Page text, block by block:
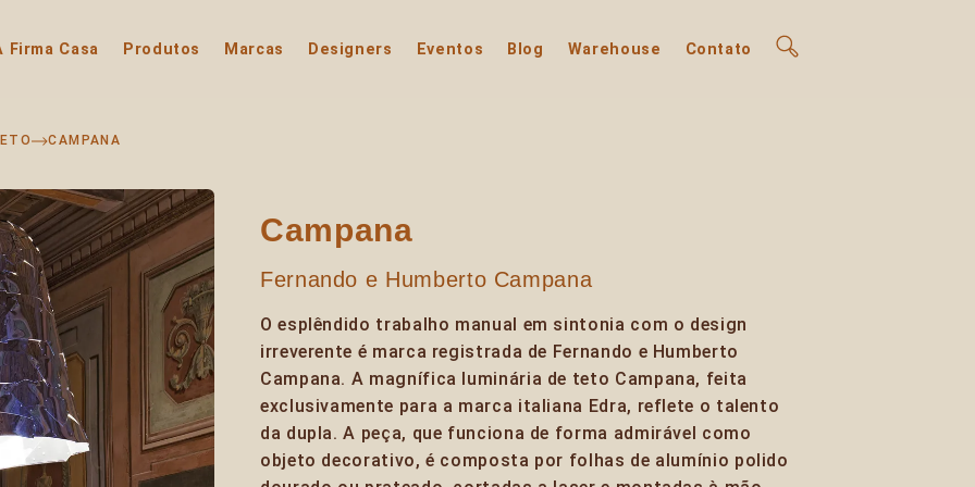
Firma Casa Produtos Marcas Designers Eventos Blog Warehouse Contato
CAMPANA
Campana
Fernando e Humberto Campana
O esplêndido trabalho manual em sintonia com o design
irreverente é marca registrada de Fernando e Humberto
Campana. A magnífica luminária de teto Campana, feita
exclusivamente para a marca italiana Edra, reflete o talento
da dupla. A peça, que funciona de forma admirável como
objeto decorativo, é composta por folhas de alumínio polido